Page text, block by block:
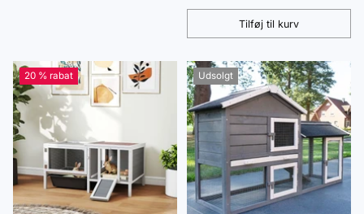
Tilføj til kurv
Antal
20 % rabat Udsolgt